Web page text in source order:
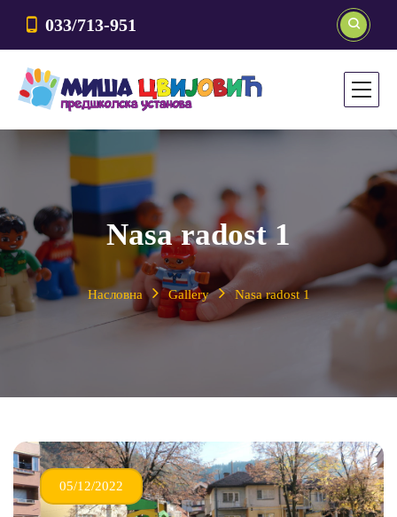
033/713-951
Nasa radost 1
Насловна Gallery Nasa radost 1
05/12/2022